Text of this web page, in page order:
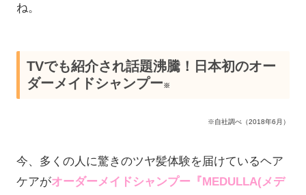
ね。
TVでも紹介され話題沸騰！日本初のオー
ダーメイドシャンプー※
※自社調べ（2018年6月）
今、多くの人に驚きのツヤ髪体験を届けているヘア
ケアがオーダーメイドシャンプー『MEDULLA(メデ